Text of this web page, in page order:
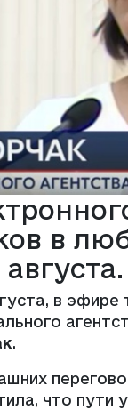
в
в эфире
.
что пути